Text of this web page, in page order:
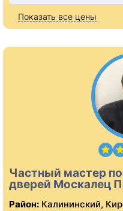
Показать все цены
Частный мастер
дверей Москалец
Район: Калининский,